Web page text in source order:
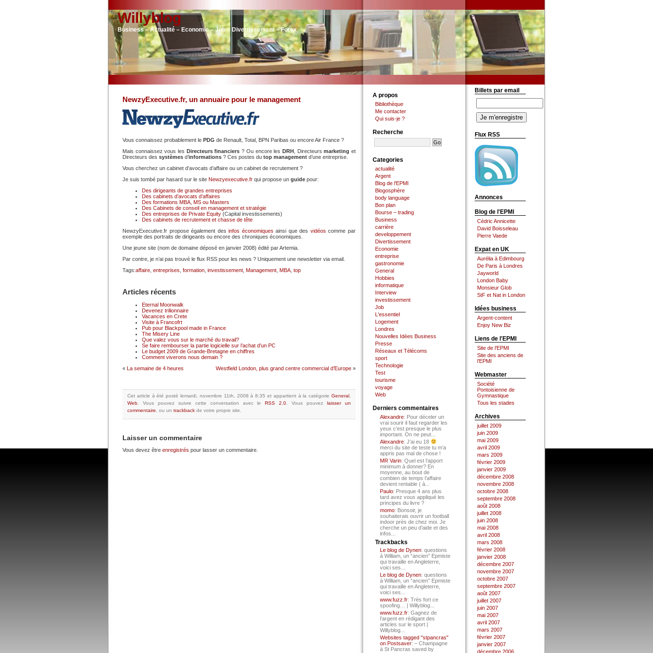
Willyblog
Business – Actualité – Economie – Job – Divertissement – Forex
NewzyExecutive.fr, un annuaire pour le management
Vous connaissez probablement le PDG de Renault, Total, BPN Paribas ou encore Air France ?
Mais connaissez vous les Directeurs financiers? Ou encore les DRH, Directeursmarketinget
Directeurs des systèmes d’informations ? Ces postes du top management d’une entreprise.
Vous cherchez un cabinet d’avocats d’affaire ou un cabinet de recrutement ?
Je suis tombé par hasard sur le site Newzyexecutive.fr qui propose un guide pour:
Des dirigeants de grandes entreprises
Des cabinets d’avocats d’affaires
Des formations MBA, MS ou Masters
Des Cabinets de conseil en management et stratégie
Des entreprises de Private Equity (Capital investissements)
Des cabinets de recrutement et chasse de tête
NewzyExecutive.fr propose également desinfos économiques ainsi que des vidéoscomme par
exemple des portraits de dirigeants ou encore des chroniques économiques.
Une jeune site (nom de domaine déposé en janvier 2008) édité par Artemia.
Par contre, je n’ai pas trouvé le flux RSS pour les news ? Uniquement une newsletter via email.
Tags:affaire entreprises formation investissement Management MBA top
Articles récents
Eternal Moonwalk
Devenez trilionnaire
Vacances en Crete
Visite à Francofrt
Pub pour Blackpool made in France
The Misery Line
Que valez vous sur le marché du travail?
Se faire rembourser la partie logicielle sur l’achat d’un PC
Le budget 2009 de Grande-Bretagne en chiffres
Comment viverons nous demain ?
« La semaine de 4 heures Westfield London, plus grand centre commercial d’Europe »
Cet article à été posté lemardi, novembre 11th, 2008 à 8:35 et appartient à la catégorie General
Web
Vous pouvez suivre cette conversation avec le RSS 2.0 .Vous pouvezlaisser un
commentaire , ou un trackback de votre propre site.
Laisser un commentaire
Vous devez être enregistrés pour lasser un commentaire.
A propos
Bibliothèque
Me contacter
Qui suis-je ?
Recherche
Categories
actualité
Argent
Blog de l'EPMI
Blogosphère
body language
Bon plan
Bourse – trading
Business
carrière
developpement
Divertissement
Economie
entreprise
gastronomie
General
Hobbies
informatique
Interview
investissement
Job
L'essentiel
Logement
Londres
Nouvelles Idées Business
Presse
Réseaux et Télécoms
sport
Technologie
Test
tourisme
voyage
Web
Derniers commentaires
Alexandre: Pour déceler un
vrai sourir il faut regarder les
yeux c’est presque le plus
important. On ne peut...
Alexandre: J’ai eu 18
merci du site de teste tu m’a
appris pas mal de chose !
MR Varin: Quel est l’apport
minimum à donner? En
moyenne, au bout de
combien de temps l’affaire
devient rentable ( à...
Paulo: Presque 4 ans plus
tard avez vous appliqué les
principes du livre ?
momo: Bonsoir, je
souhaiterais ouvrir un football
indoor près de chez moi. Je
cherche un peu d’aide et des
infos...
Trackbacks
Le blog de Dynen: questions
à William, un “ancien” Epmiste
qui travaille en Angleterre,
voici ses...
Le blog de Dynen: questions
à William, un “ancien” Epmiste
qui travaille en Angleterre,
voici ses...
www.fuzz.fr: Très fort ce
spoofing… | Willyblog...
www.fuzz.fr: Gagnez de
l’argent en rédigant des
articles sur le sport |
Willyblog...
Websites tagged "stpancras"
on Postsaver: – Champagne
à St Pancras saved by
Billets par email
Flux RSS
Annonces
Blog de l'EPMI
Cédric Annicette
David Boisseleau
Pierre Vaede
Expat en UK
Aurélia à Edimbourg
De Paris à Londres
Jayworld
London Baby
Monsieur Glob
StF et Nat in London
Idées business
Argent-content
Enjoy New Biz
Liens de l'EPMI
Site de l’EPMI
Site des anciens de
l’EPMI
Webmaster
Société
Pontoisienne de
Gymnastique
Tous les stades
Archives
juillet 2009
juin 2009
mai 2009
avril 2009
mars 2009
février 2009
janvier 2009
décembre 2008
novembre 2008
octobre 2008
septembre 2008
août 2008
juillet 2008
juin 2008
mai 2008
avril 2008
mars 2008
février 2008
janvier 2008
décembre 2007
novembre 2007
octobre 2007
septembre 2007
août 2007
juillet 2007
juin 2007
mai 2007
avril 2007
mars 2007
février 2007
janvier 2007
décembre 2006